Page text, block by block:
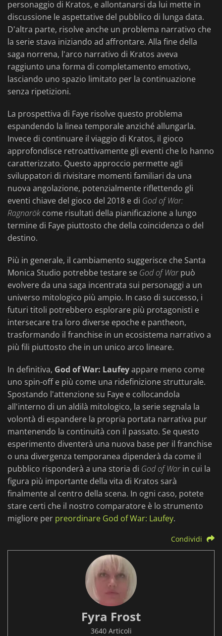
personaggio di Kratos, e allontanarsi da lui mette in
discussione le aspettative del pubblico di lunga data.
D'altra parte, risolve anche un problema narrativo che
la serie stava iniziando ad affrontare. Alla fine della
saga norrena, l'arco narrativo di Kratos aveva
raggiunto una forma di completamento emotivo,
lasciando uno spazio limitato per la continuazione
senza ripetizioni.
La prospettiva di Faye risolve questo problema
espandendo la linea temporale anziché allungarla.
Invece di continuare il viaggio di Kratos, il gioco
approfondisce retroattivamente gli eventi che lo hanno
caratterizzato. Questo approccio permette agli
sviluppatori di rivisitare momenti familiari da una
nuova angolazione, potenzialmente riflettendo gli
eventi chiave del gioco del 2018 e di God of War:
Ragnarökcome risultati della pianificazione a lungo
termine di Faye piuttosto che della coincidenza o del
destino.
Più in generale, il cambiamento suggerisce che Santa
Monica Studio potrebbe testare se God of Warpuò
evolvere da una saga incentrata sui personaggi a un
universo mitologico più ampio. In caso di successo, i
futuri titoli potrebbero esplorare più protagonisti e
intersecare tra loro diverse epoche e pantheon,
trasformando il franchise in un ecosistema narrativo a
più fili piuttosto che in un unico arco lineare.
In definitiva, God of War: Laufeyappare meno come
uno spin-off e più come una ridefinizione strutturale.
Spostando l'attenzione su Faye e collocandola
all'interno di un aldilà mitologico, la serie segnala la
volontà di espandere la propria portata narrativa pur
mantenendo la continuità con il passato. Se questo
esperimento diventerà una nuova base per il franchise
o una divergenza temporanea dipenderà da come il
pubblico risponderà a una storia di God of Warin cui la
figura più importante della vita di Kratos sarà
finalmente al centro della scena. In ogni caso, potete
stare certi che il nostro comparatore è lo strumento
migliore per preordinare God of War: Laufey.
Condividi
Fyra Frost
3640 Articoli